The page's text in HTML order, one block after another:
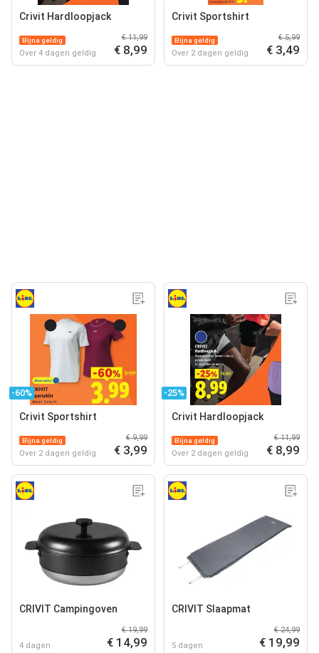
Crivit Hardloopjack
Bijna geldig
Over 4 dagen geldig
€ 11,99
€ 8,99
Crivit Sportshirt
Bijna geldig
Over 2 dagen geldig
€ 5,99
€ 3,49
-60%
Crivit Sportshirt
Bijna geldig
Over 2 dagen geldig
€ 9,99
€ 3,99
-25%
Crivit Hardloopjack
Bijna geldig
Over 2 dagen geldig
€ 11,99
€ 8,99
CRIVIT Campingoven
4 dagen
€ 19,99
€ 14,99
CRIVIT Slaapmat
5 dagen
€ 24,99
€ 19,99